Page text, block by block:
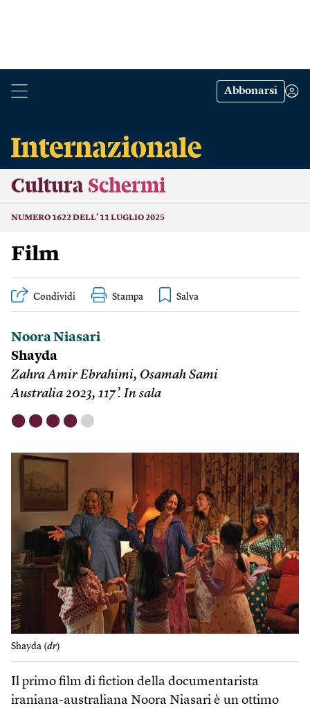
Abbonarsi
Cultura Schermi
NUMERO 1622 DELL’ 11 LUGLIO 2025
Film
Condividi Stampa
Noora Niasari
Shayda
Zahra Amir Ebrahimi, Osamah Sami
Australia 2023, 117’. In sala
⬤ ⬤ ⬤ ⬤ ⬤
Shayda (dr)
Il primo film di fiction della documentarista
iraniana-australiana Noora Niasari è un ottimo